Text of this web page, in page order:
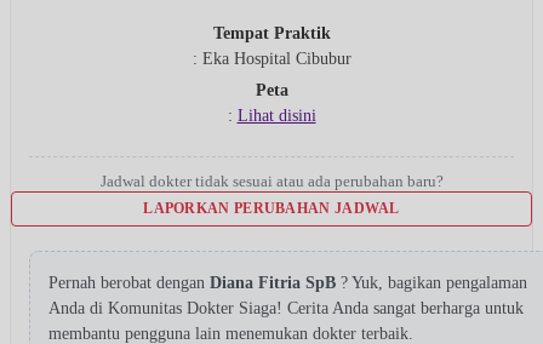
Tempat Praktik
: Eka Hospital Cibubur
Peta
: Lihat disini
Jadwal dokter tidak sesuai atau ada perubahan baru?
LAPORKAN PERUBAHAN JADWAL
Pernah berobat dengan Diana Fitria SpB ? Yuk, bagikan pengalaman
Anda di Komunitas Dokter Siaga! Cerita Anda sangat berharga untuk
membantu pengguna lain menemukan dokter terbaik.